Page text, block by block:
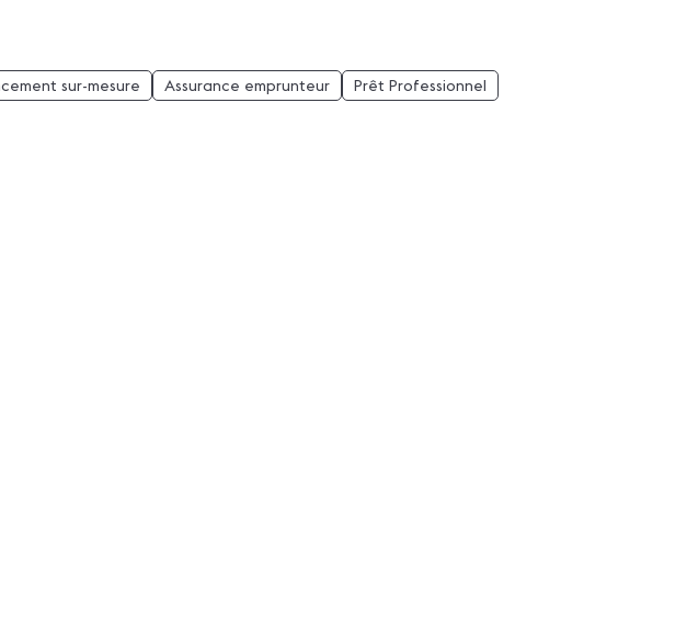
sur-mesure Assurance emprunteur
Prêt Professionnel